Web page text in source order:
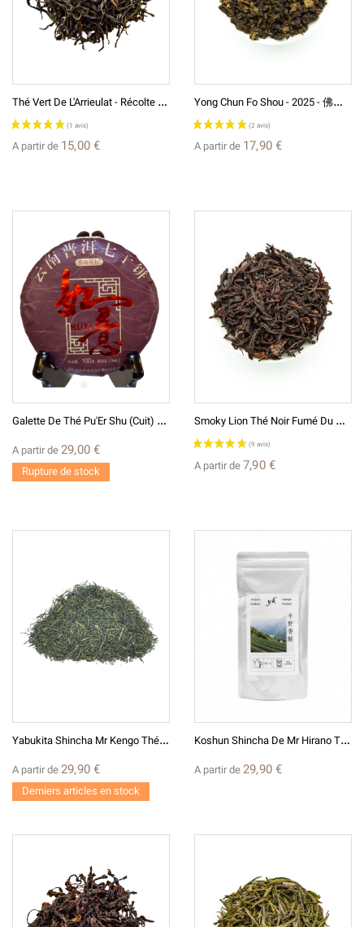
(2 avis)
T
Hé Vert De L'Arrieulat - Récolte 2026 - Produit En France
(1 avis)
A partir de 15,00 €
Y
Ong Chun Fo Shou - 2025 - 佛手 - Thé Wulong De Chine
A partir de 17,90 €
G
Alette De Thé Pu'Er Shu (cuit) 2020 如意普洱熟 Ruyi Yunnan 100g
A partir de 29,00 €
Rupture de stock
S
Moky Lion Thé Noir Fumé Du Malawi
A partir de 7,90 €
Y
Abukita Shincha Mr Kengo Thé Vert Japonais
A partir de 29,90 €
Derniers articles en stock
K
Oshun Shincha De Mr Hirano Thé Vert Japonais
A partir de 29,90 €